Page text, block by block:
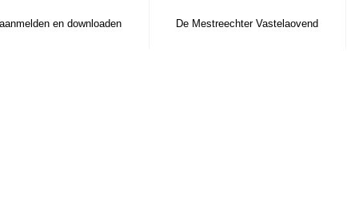
en downloaden De Mestreechter Vastelaovend